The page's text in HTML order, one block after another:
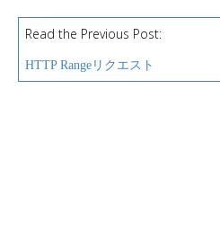
P
o
s
Read the Previous Post:
HTTP Rangeリクエスト